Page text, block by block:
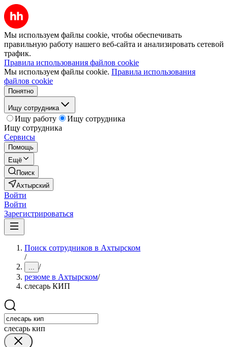
Мы используем файлы cookie, чтобы обеспечивать
правильную работу нашего веб-сайта и анализировать сетевой
трафик.
Правила использования файлов cookie
Мы используем файлы cookie. Правила использования
файлов cookie
Понятно
Ищу сотрудника
Ищу работу
Ищу сотрудника
Ищу сотрудника
Сервисы
Помощь
Ещё
Поиск
Ахтырский
Войти
Войти
Зарегистрироваться
Поиск сотрудников в Ахтырском
/
... /
резюме в Ахтырском/
слесарь КИП
слесарь кип